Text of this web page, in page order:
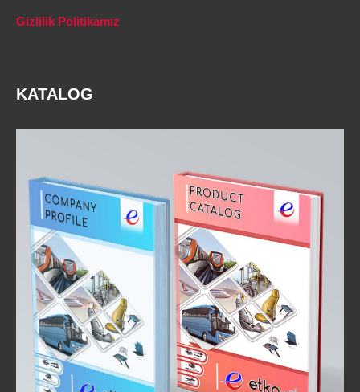
Gizlilik Politikamız
KATALOG